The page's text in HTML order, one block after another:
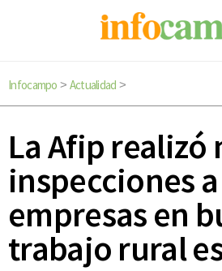
Infocampo > Actualidad >
La Afip realizó
inspecciones a
empresas en
trabajo rural